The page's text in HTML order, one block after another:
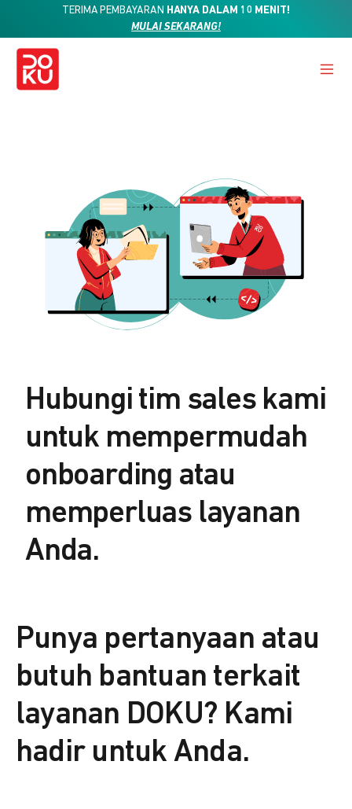
TERIMA PEMBAYARAN HANYA DALAM 10 MENIT!
MULAI SEKARANG!
Hubungi tim sales kami
untuk mempermudah
onboarding atau
memperluas layanan
Anda.
Punya pertanyaan atau
butuh bantuan terkait
layanan DOKU? Kami
hadir untuk Anda.